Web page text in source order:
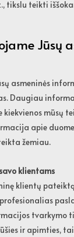
tikslu teikti
Jūsų
asmeninės
Daugiau
mūsų
apie
žemiau.
klientams
klientų
tvarkymo
ir apimties,